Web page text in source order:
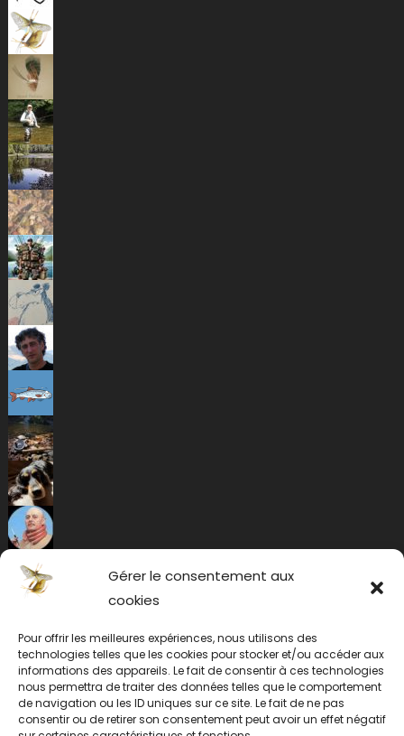
Gérer le consentement aux
cookies
Pour offrir les meilleures expériences, nous utilisons des
technologies telles que les cookies pour stocker et/ou accéder aux
informations des appareils. Le fait de consentir à ces technologies
nous permettra de traiter des données telles que le comportement
de navigation ou les ID uniques sur ce site. Le fait de ne pas
consentir ou de retirer son consentement peut avoir un effet négatif